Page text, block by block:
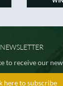
NEWSLETTER
to receive our
here to subscribe